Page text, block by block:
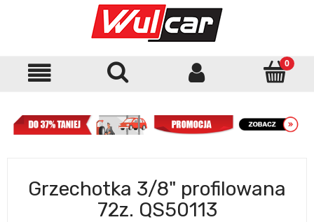
Grzechotka 3/8" profilowana
72z. QS50113